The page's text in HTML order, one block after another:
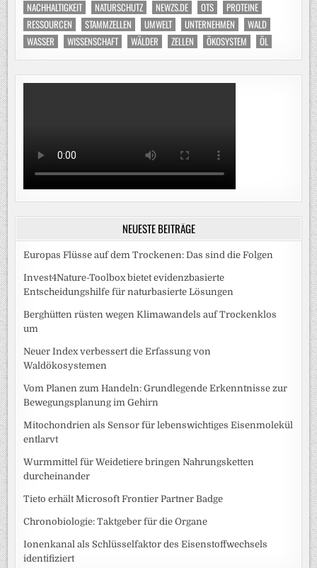
NACHHALTIGKEIT NATURSCHUTZ NEWZS.DE OTS
PROTEINE
RESSOURCEN
STAMMZELLEN UMWELT UNTERNEHMEN
WALD
WASSER
WISSENSCHAFT WÄLDER ZELLEN ÖKOSYSTEM ÖL
NEUESTE BEITRÄGE
Europas Flüsse auf dem Trockenen: Das sind die Folgen
Invest4Nature-Toolbox bietet evidenzbasierte
Entscheidungshilfe für naturbasierte Lösungen
Berghütten rüsten wegen Klimawandels auf Trockenklos
um
Neuer Index verbessert die Erfassung von
Waldökosystemen
Vom Planen zum Handeln: Grundlegende Erkenntnisse zur
Bewegungsplanung im Gehirn
Mitochondrien als Sensor für lebenswichtiges Eisenmolekül
entlarvt
Wurmmittel für Weidetiere bringen Nahrungsketten
durcheinander
Tieto erhält Microsoft Frontier Partner Badge
Chronobiologie: Taktgeber für die Organe
Ionenkanal als Schlüsselfaktor des Eisenstoffwechsels
identifiziert